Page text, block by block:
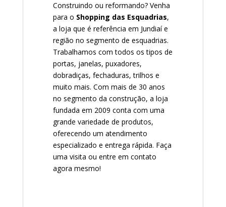
Construindo ou reformando? Venha
para o Shopping das Esquadrias,
a loja que é referência em Jundiaí e
região no segmento de esquadrias.
Trabalhamos com todos os tipos de
portas, janelas, puxadores,
dobradiças, fechaduras, trilhos e
muito mais. Com mais de 30 anos
no segmento da construção, a loja
fundada em 2009 conta com uma
grande variedade de produtos,
oferecendo um atendimento
especializado e entrega rápida. Faça
uma visita ou entre em contato
agora mesmo!